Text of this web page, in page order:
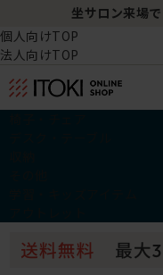
坐サロン来場で
個人向けTOP
法人向けTOP